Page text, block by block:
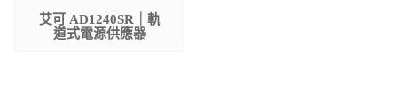
艾可 AD1240SR｜軌
道式電源供應器